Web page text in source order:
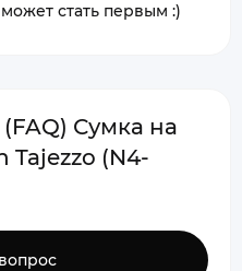
стать первым :)
Сумка на
Tajezzo (N4-